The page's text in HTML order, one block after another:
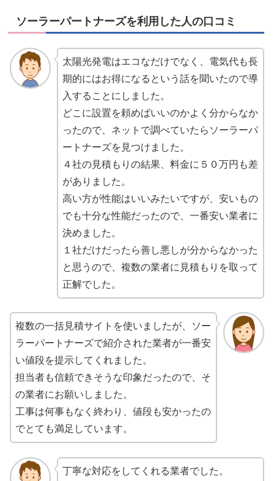
ソーラーパートナーズを利用した人の口コミ
太陽光発電はエコなだけでなく、電気代も長
期的にはお得になるという話を聞いたので導
入することにしました。
どこに設置を頼めばいいのかよく分からなか
ったので、ネットで調べていたらソーラーパ
ートナーズを見つけました。
４社の見積もりの結果、料金に５０万円も差
がありました。
高い方が性能はいいみたいですが、安いもの
でも十分な性能だったので、一番安い業者に
決めました。
１社だけだったら善し悪しが分からなかった
と思うので、複数の業者に見積もりを取って
正解でした。
複数の一括見積サイトを使いましたが、ソー
ラーパートナーズで紹介された業者が一番安
い値段を提示してくれました。
担当者も信頼できそうな印象だったので、そ
の業者にお願いしました。
工事は何事もなく終わり、値段も安かったの
でとても満足しています。
丁寧な対応をしてくれる業者でした。